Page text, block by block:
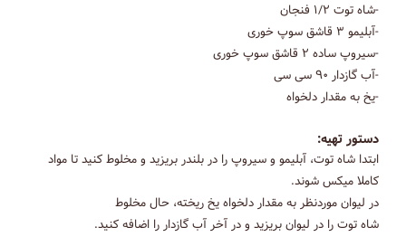
-شاه توت ۱/۲ فنجان
-آبلیمو ۳ قاشق سوپ خوری
-سیروپ ساده ۲ قاشق سوپ خوری
-آب گازدار ۹۰ سی سی
-یخ به مقدار دلخواه
دستور تهیه:
ابتدا شاه توت، آبلیمو و سیروپ را در بلندر بریزید و مخلوط کنید تا مواد
کاملا میکس شوند.
در لیوان موردنظر به مقدار دلخواه یخ ریخته، حال مخلوط
شاه توت را در لیوان بریزید و در آخر آب گازدار را اضافه کنید.